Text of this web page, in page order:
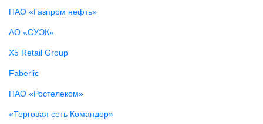
ПАО «Газпром нефть»
АО «СУЭК»
X5 Retail Group
Faberlic
ПАО «Ростелеком»
«Торговая сеть Командор»